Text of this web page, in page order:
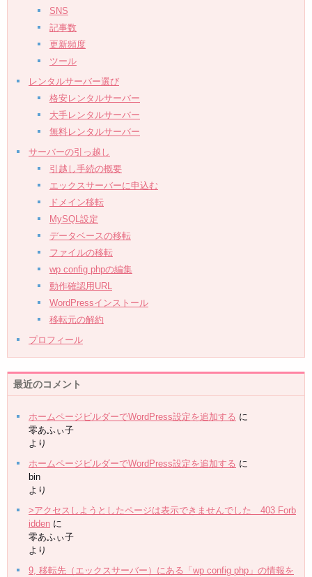
SNS
記事数
更新頻度
ツール
レンタルサーバー選び
格安レンタルサーバー
大手レンタルサーバー
無料レンタルサーバー
サーバーの引っ越し
引越し手続の概要
エックスサーバーに申込む
ドメイン移転
MySQL設定
データベースの移転
ファイルの移転
wp config phpの編集
動作確認用URL
WordPressインストール
移転元の解約
プロフィール
最近のコメント
ホームページビルダーでWordPress設定を追加する に
零あふぃ子
より
ホームページビルダーでWordPress設定を追加する に
bin
より
>アクセスしようとしたページは表示できませんでした 403 Forb
idden に
零あふぃ子
より
9, 移転先（エックスサーバー）にある「wp config php」の情報を